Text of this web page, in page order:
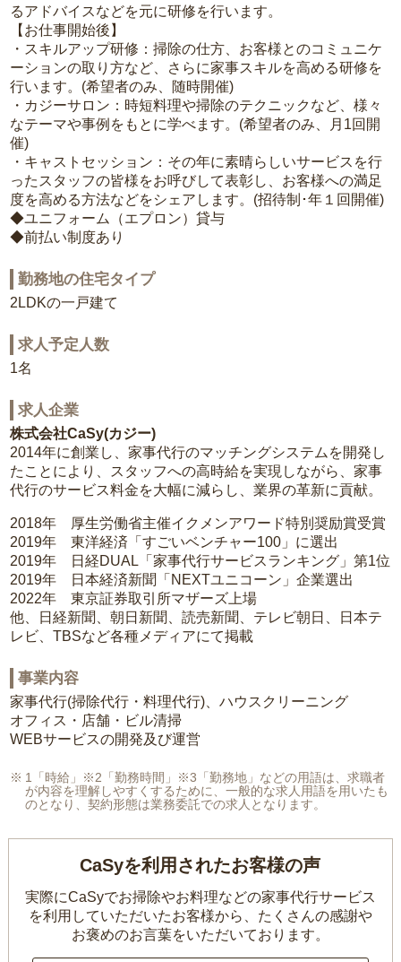
るアドバイスなどを元に研修を行います。
【お仕事開始後】
・スキルアップ研修：掃除の仕方、お客様とのコミュニケ
ーションの取り方など、さらに家事スキルを高める研修を
行います。(希望者のみ、随時開催)
・カジーサロン：時短料理や掃除のテクニックなど、様々
なテーマや事例をもとに学べます。(希望者のみ、月1回開
催)
・キャストセッション：その年に素晴らしいサービスを行
ったスタッフの皆様をお呼びして表彰し、お客様への満足
度を高める方法などをシェアします。(招待制･年１回開催)
◆ユニフォーム（エプロン）貸与
◆前払い制度あり
勤務地の住宅タイプ
2LDKの一戸建て
求人予定人数
1名
求人企業
株式会社CaSy(カジー)
2014年に創業し、家事代行のマッチングシステムを開発し
たことにより、スタッフへの高時給を実現しながら、家事
代行のサービス料金を大幅に減らし、業界の革新に貢献。
2018年 厚生労働省主催イクメンアワード特別奨励賞受賞
2019年 東洋経済「すごいベンチャー100」に選出
2019年 日経DUAL「家事代行サービスランキング」第1位
2019年 日本経済新聞「NEXTユニコーン」企業選出
2022年 東京証券取引所マザーズ上場
他、日経新聞、朝日新聞、読売新聞、テレビ朝日、日本テ
レビ、TBSなど各種メディアにて掲載
事業内容
家事代行(掃除代行・料理代行)、ハウスクリーニング
オフィス・店舗・ビル清掃
WEBサービスの開発及び運営
1「時給」※2「勤務時間」※3「勤務地」などの用語は、求職者
が内容を理解しやすくするために、一般的な求人用語を用いたも
のとなり、契約形態は業務委託での求人となります。
CaSyを利用されたお客様の声
実際にCaSyでお掃除やお料理などの家事代行サービス
を利用していただいたお客様から、 たくさんの感謝や
お褒めのお言葉をいただいております。